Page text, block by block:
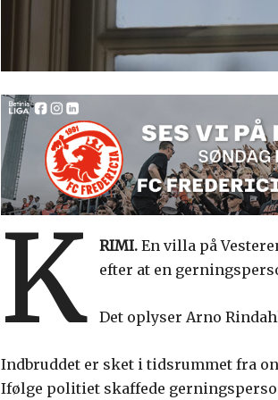
K RIMI. En villa på
efter at en
Det oplyser Arno
Indbruddet er sket i tidsrummet fra
Ifølge politiet skaffede